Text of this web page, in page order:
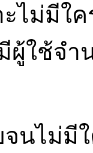
ไม่มีใ
ผู้ใช้จำ
นไม่มี